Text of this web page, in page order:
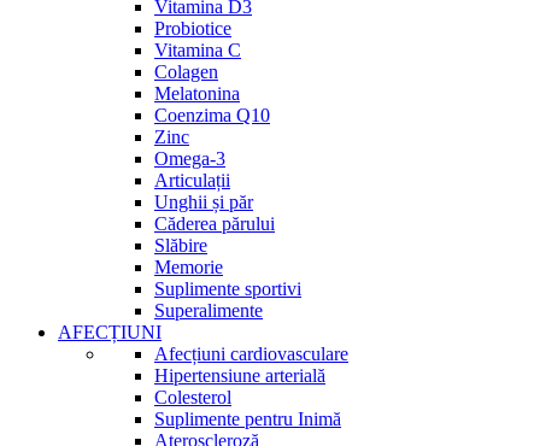
Vitamina D3
Probiotice
Vitamina C
Colagen
Melatonina
Coenzima Q10
Zinc
Omega-3
Articulații
Unghii și păr
Căderea părului
Slăbire
Memorie
Suplimente sportivi
Superalimente
AFECȚIUNI
Afecțiuni cardiovasculare
Hipertensiune arterială
Colesterol
Suplimente pentru Inimă
Ateroscleroză